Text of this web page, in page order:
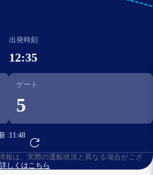
出発時刻
12:35
ゲート
5
:11:48
ト予約へ
報は、実際の運航状況と異なる場合がござ
詳しくはこちら